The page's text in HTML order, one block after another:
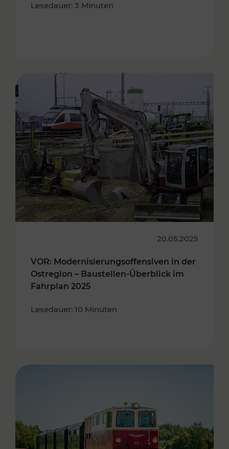
Lesedauer: 3 Minuten
20.05.2025
VOR: Modernisierungsoffensiven in der
Ostregion – Baustellen-Überblick im
Fahrplan 2025
Lesedauer: 10 Minuten